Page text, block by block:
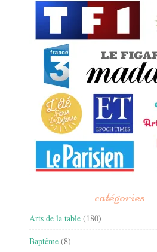
catégories
Arts de la table (180)
Baptême (8)